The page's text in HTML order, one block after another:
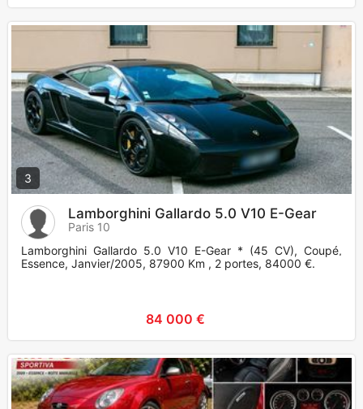
3
Lamborghini Gallardo 5.0 V10 E-Gear
Paris 10
Lamborghini Gallardo 5.0 V10 E-Gear * (45 CV), Coupé,
Essence, Janvier/2005, 87900 Km , 2 portes, 84000 €.
84 000 €